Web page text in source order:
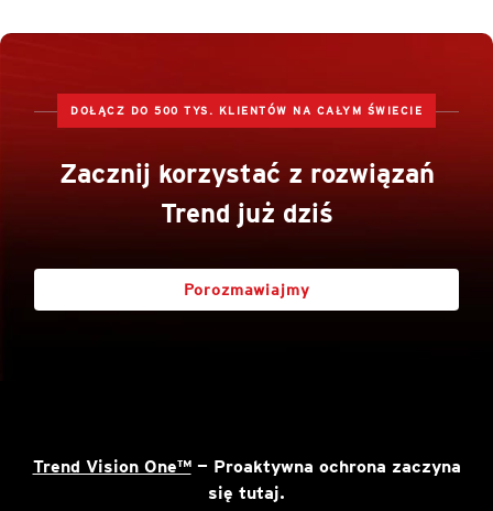
DOŁĄCZ DO 500 TYS. KLIENTÓW NA CAŁYM ŚWIECIE
Zacznij korzystać z rozwiązań
Trend już dziś
Porozmawiajmy
Trend Vision One™— Proaktywna ochrona zaczyna
się tutaj.